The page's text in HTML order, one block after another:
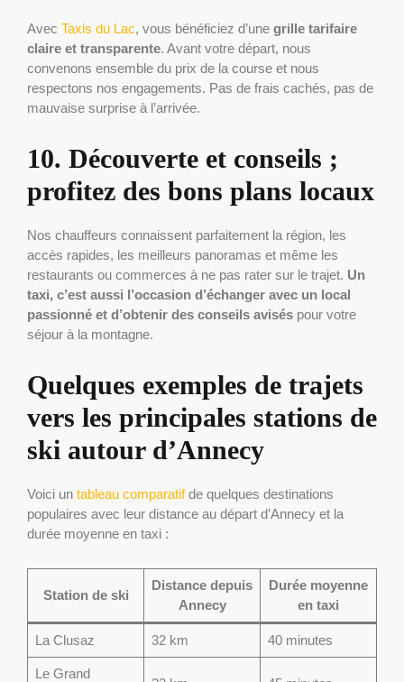
Avec Taxis du Lac, vous bénéficiez d’une grille tarifaire
claire et transparente. Avant votre départ, nous
convenons ensemble du prix de la course et nous
respectons nos engagements. Pas de frais cachés, pas de
mauvaise surprise à l’arrivée.
10. Découverte et conseils ;
profitez des bons plans locaux
Nos chauffeurs connaissent parfaitement la région, les
accès rapides, les meilleurs panoramas et même les
restaurants ou commerces à ne pas rater sur le trajet. Un
taxi, c’est aussi l’occasion d’échanger avec un local
passionné et d’obtenir des conseils avisés pour votre
séjour à la montagne.
Quelques exemples de trajets
vers les principales stations de
ski autour d’Annecy
Voici un tableau comparatifde quelques destinations
populaires avec leur distance au départ d’Annecy et la
durée moyenne en taxi :
Station de ski
Distance depuis
Annecy
Durée moyenne
en taxi
La Clusaz 32 km 40 minutes
Le Grand